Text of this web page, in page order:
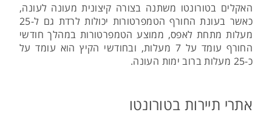
האקלים בטורונטו משתנה בצורה קיצונית מעונה לעונה,
כאשר בעונת החורף הטמפרטורות יכולות לרדת גם ל-25
מעלות מתחת לאפס, ממוצע הטמפרטורות במהלך חודשי
החורף עומד על 7 מעלות, ובחודשי הקיץ הוא עומד על
כ-25 מעלות ברוב ימות העונה.
אתרי תיירות בטורונטו